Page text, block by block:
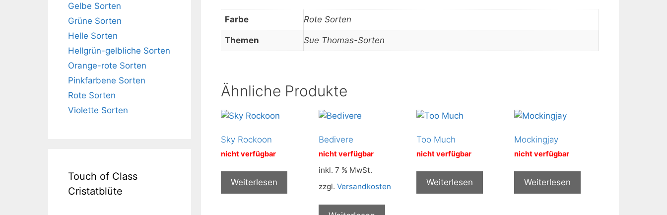
Farbe Rote Sorten
Themen Sue Thomas-Sorten
Ähnliche Produkte
Sky Rockoon
nicht verfügbar
Weiterlesen
Bedivere
nicht verfügbar
inkl. 7 % MwSt.
zzgl. Versandkosten
Too Much
nicht verfügbar
Weiterlesen
Mockingjay
nicht verfügbar
Weiterlesen
Gelbe Sorten
Grüne Sorten
Helle Sorten
Hellgrün-gelbliche Sorten
Orange-rote Sorten
Pinkfarbene Sorten
Rote Sorten
Violette Sorten
Touch of Class
Cristatblüte